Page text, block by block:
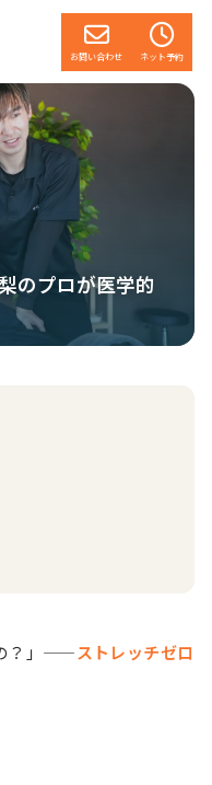
お問い合わせ ネット予約
のプロが医学的
？」——ストレッチゼロ